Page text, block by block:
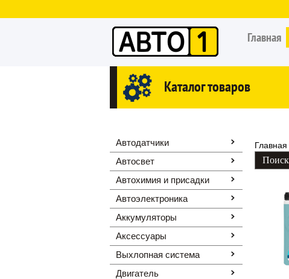
Главная
Каталог товаров
Автодатчики
Автосвет
Автохимия и присадки
Автоэлектроника
Аккумуляторы
Аксессуары
Выхлопная система
Двигатель
Главная